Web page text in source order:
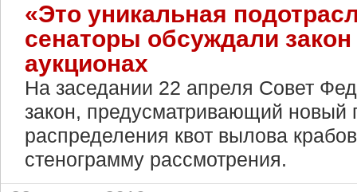
«Это уникальная
сенаторы обсуждали
аукционах
На заседании 22 апреля Совет
закон, предусматривающий новый
распределения квот вылова
стенограмму рассмотрения.